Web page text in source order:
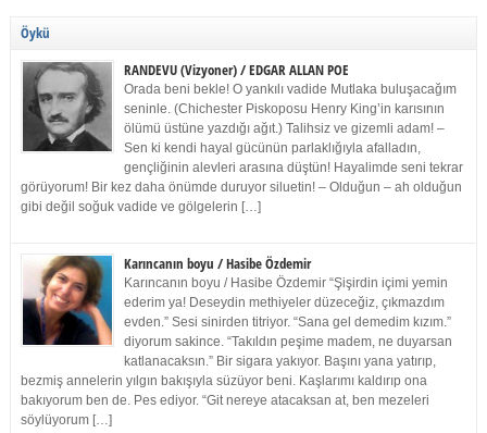
Öykü
RANDEVU (Vizyoner) / EDGAR ALLAN POE
Orada beni bekle! O yankılı vadide Mutlaka buluşacağım
seninle. (Chichester Piskoposu Henry King’in karısının
ölümü üstüne yazdığı ağıt.) Talihsiz ve gizemli adam! –
Sen ki kendi hayal gücünün parlaklığıyla afalladın,
gençliğinin alevleri arasına düştün! Hayalimde seni tekrar
görüyorum! Bir kez daha önümde duruyor siluetin! – Olduğun – ah olduğun
gibi değil soğuk vadide ve gölgelerin […]
Karıncanın boyu / Hasibe Özdemir
Karıncanın boyu / Hasibe Özdemir “Şişirdin içimi yemin
ederim ya! Deseydin methiyeler düzeceğiz, çıkmazdım
evden.” Sesi sinirden titriyor. “Sana gel demedim kızım.”
diyorum sakince. “Takıldın peşime madem, ne duyarsan
katlanacaksın.” Bir sigara yakıyor. Başını yana yatırıp,
bezmiş annelerin yılgın bakışıyla süzüyor beni. Kaşlarımı kaldırıp ona
bakıyorum ben de. Pes ediyor. “Git nereye atacaksan at, ben mezeleri
söylüyorum […]